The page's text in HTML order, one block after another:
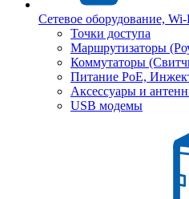
Сетевое оборудование, Wi-
Точки доступа
Маршрутизаторы
Коммутаторы
Питание PoE,
Аксессуары и
USB модемы